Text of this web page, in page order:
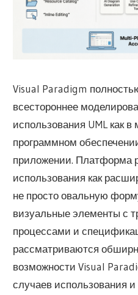
Visual Paradigm
всестороннее
использования UML как
программном
приложении. Платформа
использования как
не просто овальную
визуальные элементы с
процессами и
рассматриваются
возможности Visual
случаев использования